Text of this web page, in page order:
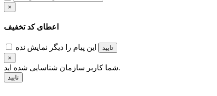
×
اعطای کد تخفیف
این پیام را دیگر نمایش نده
تایید
×
شما کاربر سازمانشناسایی شده اید.
تایید